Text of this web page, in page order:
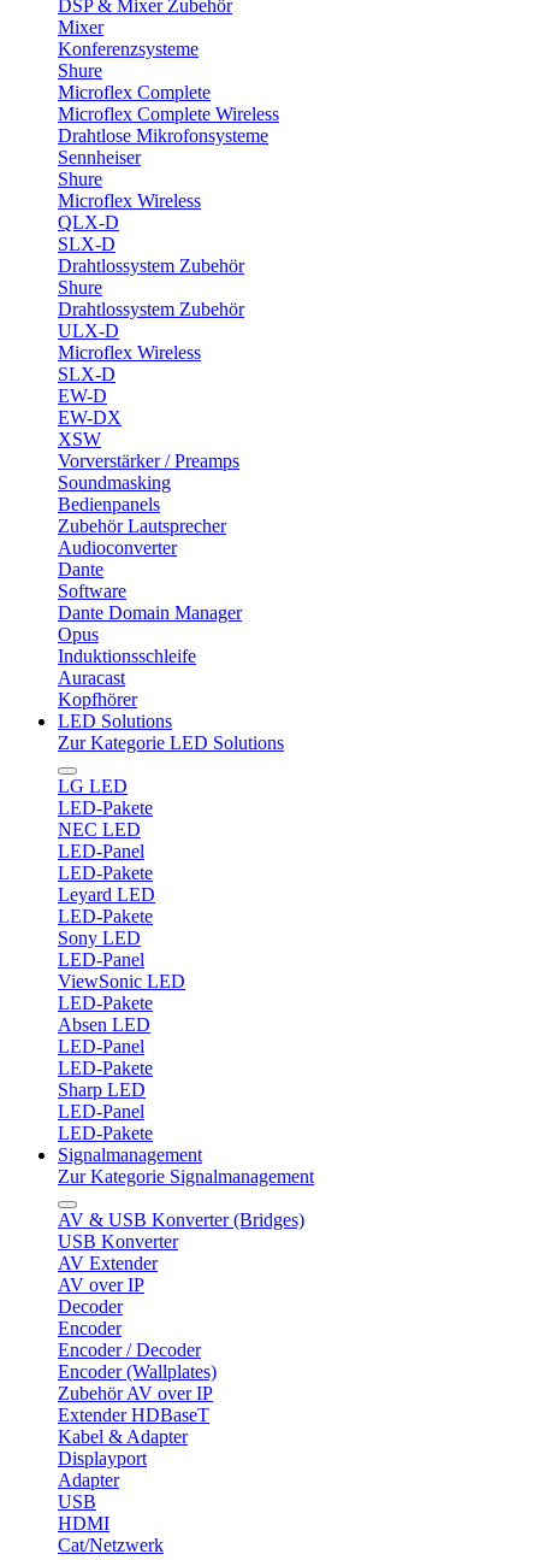
DSP & Mixer Zubehör
Mixer
Konferenzsysteme
Shure
Microflex Complete
Microflex Complete Wireless
Drahtlose Mikrofonsysteme
Sennheiser
Shure
Microflex Wireless
QLX-D
SLX-D
Drahtlossystem Zubehör
Shure
Drahtlossystem Zubehör
ULX-D
Microflex Wireless
SLX-D
EW-D
EW-DX
XSW
Vorverstärker / Preamps
Soundmasking
Bedienpanels
Zubehör Lautsprecher
Audioconverter
Dante
Software
Dante Domain Manager
Opus
Induktionsschleife
Auracast
Kopfhörer
LED Solutions
Zur Kategorie LED Solutions
LG LED
LED-Pakete
NEC LED
LED-Panel
LED-Pakete
Leyard LED
LED-Pakete
Sony LED
LED-Panel
ViewSonic LED
LED-Pakete
Absen LED
LED-Panel
LED-Pakete
Sharp LED
LED-Panel
LED-Pakete
Signalmanagement
Zur Kategorie Signalmanagement
AV & USB Konverter (Bridges)
USB Konverter
AV Extender
AV over IP
Decoder
Encoder
Encoder / Decoder
Encoder (Wallplates)
Zubehör AV over IP
Extender HDBaseT
Kabel & Adapter
Displayport
Adapter
USB
HDMI
Cat/Netzwerk